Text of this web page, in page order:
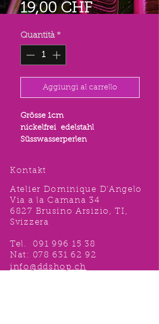
19,00 CHFPrezzo
Quantità *
Aggiungi al carrello
Grösse 1cm
nickelfrei edelstahl
Süsswasserperlen
Kontakt
Atelier Dominique D'Angelo
Via a la Camana 34
6827 Brusino Arsizio, TI,
Svizzera
Tel. 091 996 15 38
Nat: 078 631 62 92
info@ddshop.ch